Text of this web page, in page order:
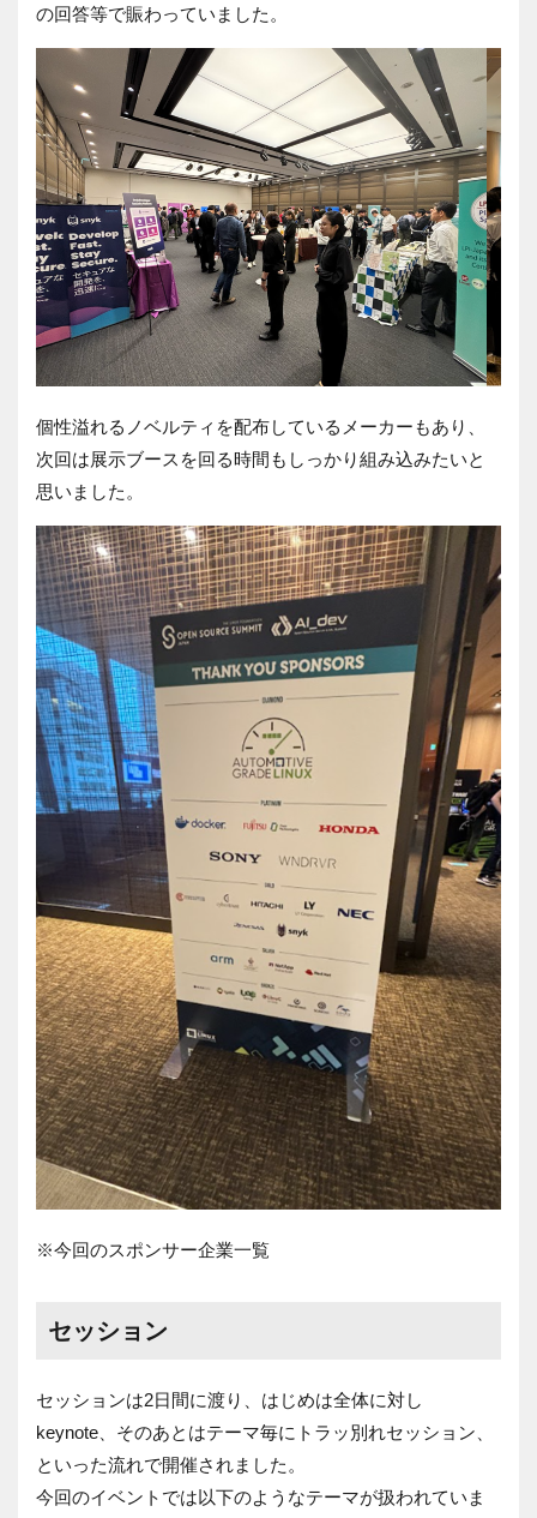
の回答等で賑わっていました。
個性溢れるノベルティを配布しているメーカーもあり、
次回は展示ブースを回る時間もしっかり組み込みたいと
思いました。
※今回のスポンサー企業一覧
セッション
セッションは2日間に渡り、はじめは全体に対し
keynote 、そのあとはテーマ毎にトラッ別れセッション、
といった流れで開催されました。
今回のイベントでは以下のようなテーマが扱われていま